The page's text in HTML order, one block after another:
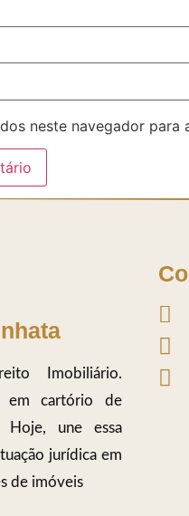
neste navegador
Imobiliário.
cartório de
Hoje, une essa
jurídica em
de imóveis